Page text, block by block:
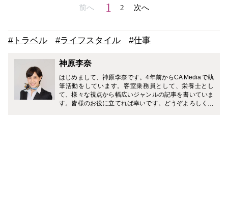
前へ 1 2 次へ
#トラベル #ライフスタイル #仕事
神原李奈
はじめまして、神原李奈です。4年前からCA Mediaで執
筆活動をしています。客室乗務員として、栄養士とし
て、様々な視点から幅広いジャンルの記事を書いていま
す。皆様のお役に立てれば幸いです。どうぞよろしくお